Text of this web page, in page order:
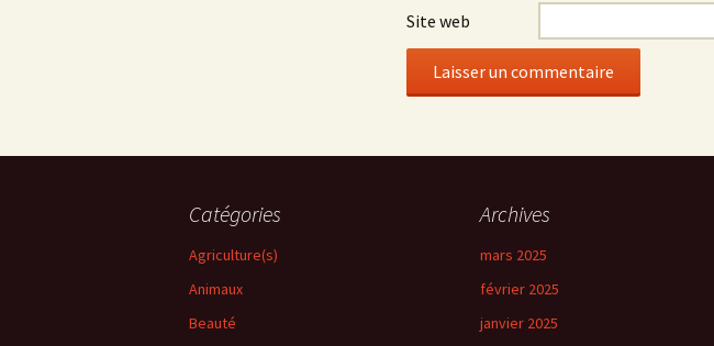
Site web
Catégories
Agriculture(s)
Animaux
Beauté
Archives
mars 2025
février 2025
janvier 2025